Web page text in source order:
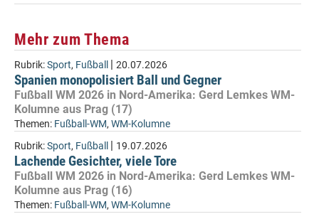
Mehr zum Thema
Rubrik:Sport, Fußball | 20.07.2026
Spanien monopolisiert Ball und Gegner
Fußball WM 2026 in Nord-Amerika: Gerd Lemkes WM-
Kolumne aus Prag (17)
Themen: Fußball-WM, WM-Kolumne
Rubrik:Sport, Fußball | 19.07.2026
Lachende Gesichter, viele Tore
Fußball WM 2026 in Nord-Amerika: Gerd Lemkes WM-
Kolumne aus Prag (16)
Themen: Fußball-WM, WM-Kolumne